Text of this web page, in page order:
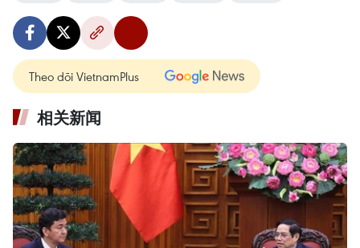
Theo dõi VietnamPlus
相关新闻